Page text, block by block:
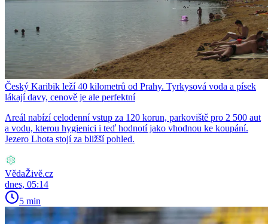
Český Karibik leží 40 kilometrů od Prahy. Tyrkysová voda a písek
lákají davy, cenově je ale perfektní
Areál nabízí celodenní vstup za 120 korun, parkoviště pro 2 500 aut
a vodu, kterou hygienici i teď hodnotí jako vhodnou ke koupání.
Jezero Lhota stojí za bližší pohled.
VědaŽivě.cz
dnes, 05:14
5 min